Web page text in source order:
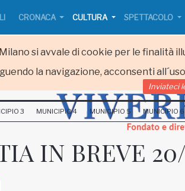
si avvale di cookie per le finalità
la navigazione, acconsenti
CRONACA CULTURA SPETTACOLO
Inviateci
3 MUNICIPIO 4 MUNICIPIO 5 MUNICIPIO 6
IN BREVE